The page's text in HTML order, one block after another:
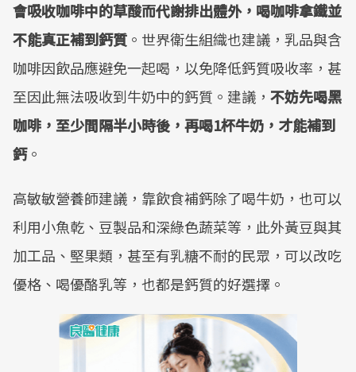
會吸收咖啡中的草酸而代謝排出體外，喝咖啡拿鐵並
不能真正補到鈣質 。世界衛生組織也建議，乳品與含
咖啡因飲品應避免一起喝，以免降低鈣質吸收率，甚
至因此無法吸收到牛奶中的鈣質。建議， 不妨先喝黑
咖啡，至少間隔半小時後，再喝1杯牛奶，才能補到
鈣。
高敏敏營養師建議，靠飲食補鈣除了喝牛奶，也可以
利用小魚乾、豆製品和深綠色蔬菜等，此外黃豆與其
加工品、堅果類，甚至有乳糖不耐的民眾，可以改吃
優格、喝優酪乳等，也都是鈣質的好選擇。